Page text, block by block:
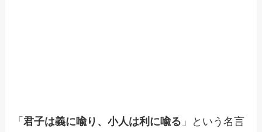
「君子は義に喩り、小人は利に喩る 」という名言